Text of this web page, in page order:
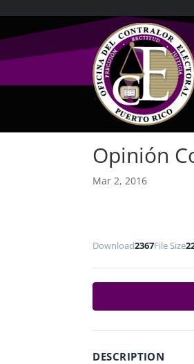
Opinión
Mar 2, 2016
Download2367File Size
DESCRIPTION